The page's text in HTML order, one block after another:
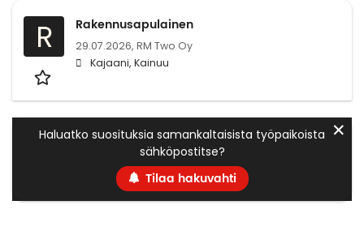
R Rakennusapulainen
29.07.2026, RM Two Oy
Kajaani, Kainuu
Haluatko suosituksia samankaltaisista työpaikoista
sähköpostitse?
Tilaa hakuvahti
✕